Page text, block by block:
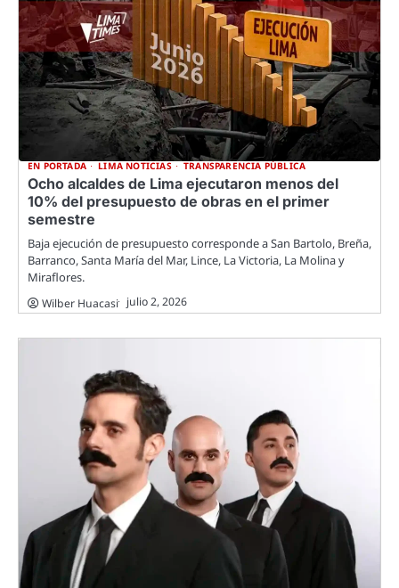
EN PORTADA LIMA NOTICIAS TRANSPARENCIA PÚBLICA
Ocho alcaldes de Lima ejecutaron menos del
10% del presupuesto de obras en el primer
semestre
Baja ejecución de presupuesto corresponde a San Bartolo, Breña,
Barranco, Santa María del Mar, Lince, La Victoria, La Molina y
Miraflores.
Wilber Huacasi julio 2, 2026